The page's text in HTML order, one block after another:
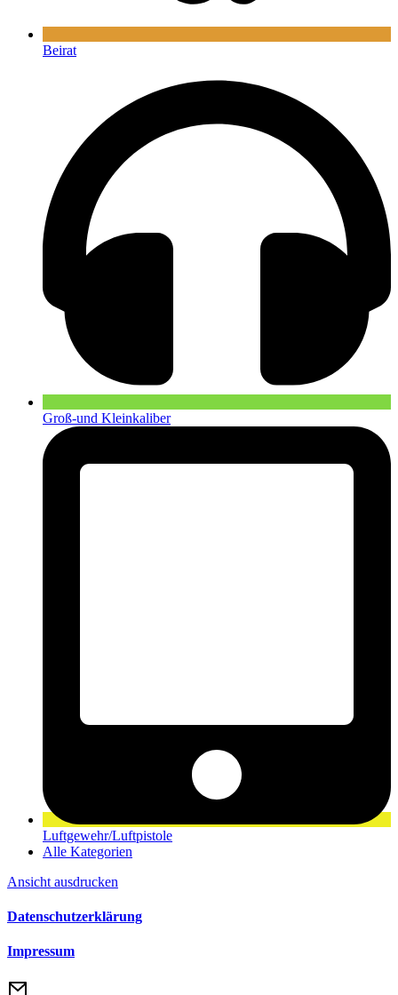
Beirat
Groß-und Kleinkaliber
Luftgewehr/Luftpistole
Alle Kategorien
Ansicht ausdrucken
Datenschutzerklärung
Impressum